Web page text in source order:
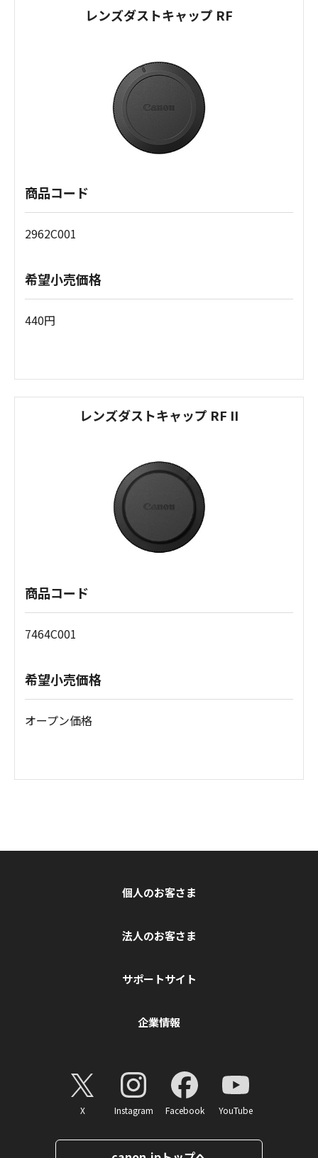
レンズダストキャップ RF
商品コード
2962C001
希望小売価格
440円
レンズダストキャップ RF II
商品コード
7464C001
希望小売価格
オープン価格
個人のお客さま
法人のお客さま
サポートサイト
企業情報
X Instagram Facebook YouTube